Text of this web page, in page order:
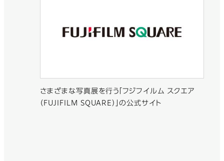
さまざまな写真展を行う「フジフイルム スクエア
（FUJIFILM SQUARE）」の公式サイト